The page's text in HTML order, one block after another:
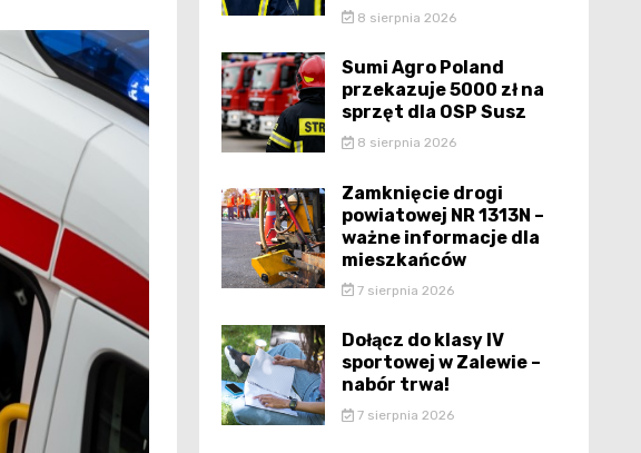
8 sierpnia 2026
Sumi Agro Poland
przekazuje 5000 zł na
sprzęt dla OSP Susz
8 sierpnia 2026
Zamknięcie drogi
powiatowej NR 1313N –
ważne informacje dla
mieszkańców
7 sierpnia 2026
Dołącz do klasy IV
sportowej w Zalewie –
nabór trwa!
7 sierpnia 2026